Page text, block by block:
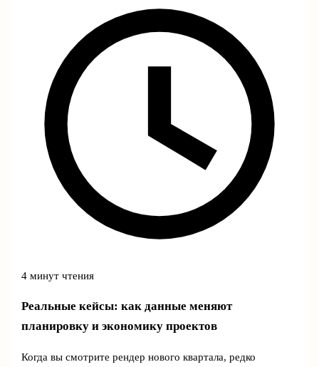
4 минут чтения
Реальные кейсы: как данные меняют
планировку и экономику проектов
Когда вы смотрите рендер нового квартала, редко